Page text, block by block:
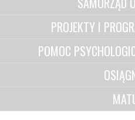
PROJEKTY I
POMOC